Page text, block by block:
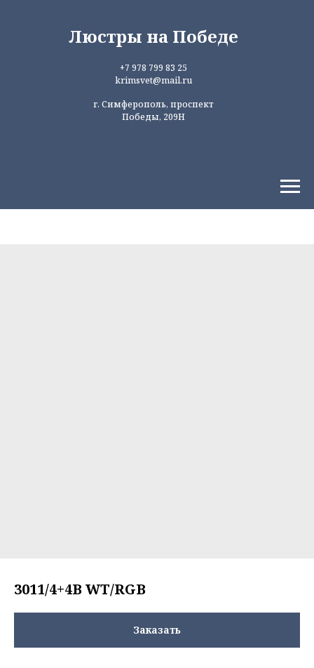
Люстры на Победе
+7 978 799 83 25
krimsvet@mail.ru
г. Симферополь, проспект
Победы, 209Н
3011/4+4B WT/RGB
Заказать